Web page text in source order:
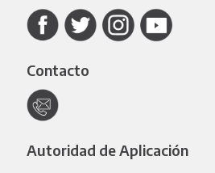
Contacto
Autoridad de Aplicación